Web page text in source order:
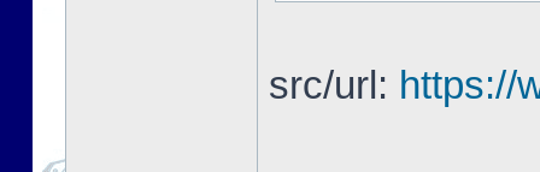
src/url: https://